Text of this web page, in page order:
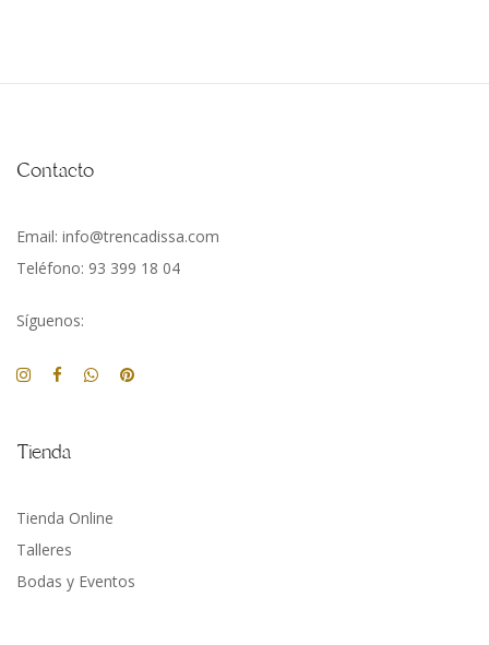
Contacto
Email: info@trencadissa.com
Teléfono: 93 399 18 04
Síguenos:
Tienda
Tienda Online
Talleres
Bodas y Eventos